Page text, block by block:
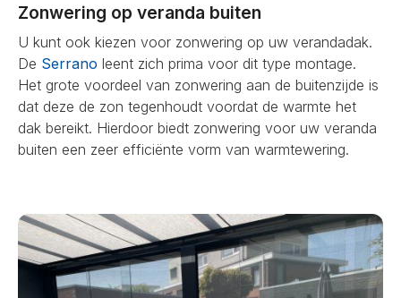
Zonwering op veranda buiten
U kunt ook kiezen voor zonwering op uw verandadak.
De Serrano leent zich prima voor dit type montage.
Het grote voordeel van zonwering aan de buitenzijde is
dat deze de zon tegenhoudt voordat de warmte het
dak bereikt. Hierdoor biedt zonwering voor uw veranda
buiten een zeer efficiënte vorm van warmtewering.